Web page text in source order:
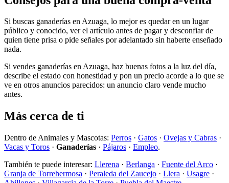
Si buscas ganaderías en Azuaga, lo mejor es quedar en un lugar
público y conocido, ver el artículo antes de pagar y desconfiar de
quien tiene prisa o pide señales por adelantado sin haberte enseñado
nada.
Si vendes ganaderías en Azuaga, haz buenas fotos a la luz del día,
describe el estado con honestidad y pon un precio acorde a lo que se
ve en otros anuncios parecidos: un anuncio claro vende mucho
antes.
Más cerca de ti
Dentro de Animales y Mascotas: Perros · Gatos · Ovejas y Cabras ·
Vacas y Toros · Ganaderías · Pájaros · Empleo.
También te puede interesar: Llerena · Berlanga · Fuente del Arco ·
Granja de Torrehermosa · Peraleda del Zaucejo · Llera · Usagre ·